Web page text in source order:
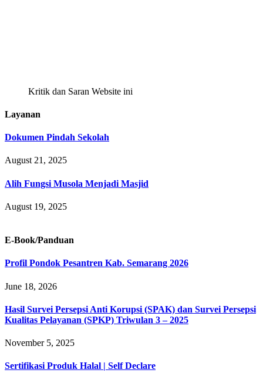
Kritik dan Saran Website ini
Layanan
Dokumen Pindah Sekolah
August 21, 2025
Alih Fungsi Musola Menjadi Masjid
August 19, 2025
E-Book/Panduan
Profil Pondok Pesantren Kab. Semarang 2026
June 18, 2026
Hasil Survei Persepsi Anti Korupsi (SPAK) dan Survei Persepsi
Kualitas Pelayanan (SPKP) Triwulan 3 – 2025
November 5, 2025
Sertifikasi Produk Halal | Self Declare